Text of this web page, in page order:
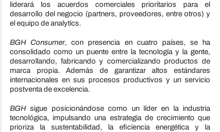
liderará los acuerdos comerciales prioritarios para el
desarrollo del negocio (partners, proveedores, entre otros) y
el equipo de analytics.
BGH Consumer, con presencia en cuatro países, se ha
consolidado como un puente entre la tecnología y la gente,
desarrollando, fabricando y comercializando productos de
marca propia. Además de garantizar altos estándares
internacionales en sus procesos productivos y un servicio
postventa de excelencia.
BGHsigue posicionándose como un líder en la industria
tecnológica, impulsando una estrategia de crecimiento que
prioriza la sustentabilidad, la eficiencia energética y la